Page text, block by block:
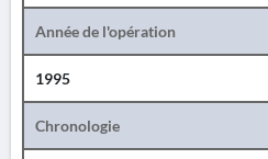
Année de l'opération
1995
Chronologie